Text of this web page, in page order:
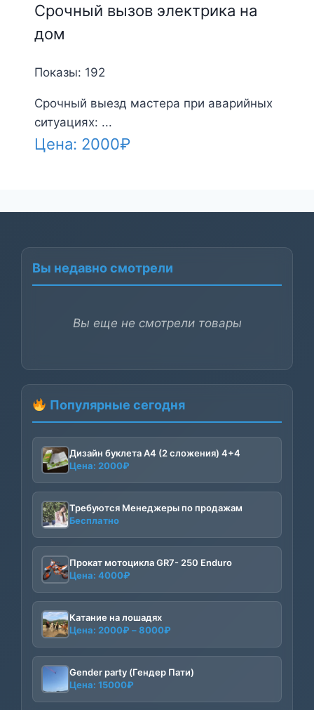
Срочный вызов электрика на
дом
Показы: 192
Срочный выезд мастера при аварийных
ситуациях: ...
Цена: 2000₽
Вы недавно смотрели
Вы еще не смотрели товары
Популярные сегодня
Дизайн буклета А4 (2 сложения) 4+4
Цена: 2000₽
Требуются Менеджеры по продажам
Бесплатно
Прокат мотоцикла GR7- 250 Enduro
Цена: 4000₽
Катание на лошадях
Цена: 2000₽ –8000₽
2000₽
–
Gender party (Гендер Пати)
Цена: 15000₽